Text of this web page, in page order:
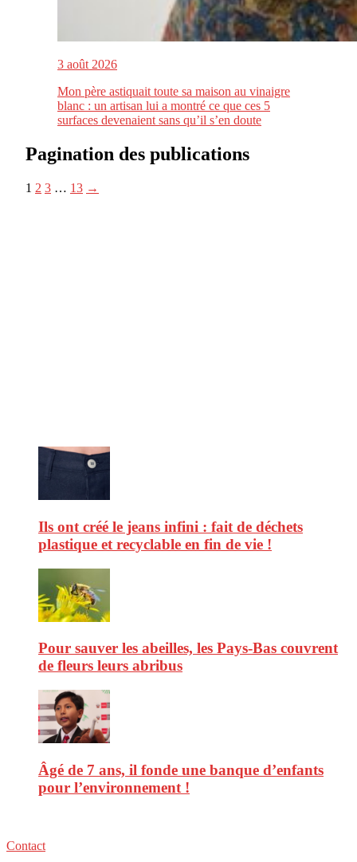
3 août 2026
Mon père astiquait toute sa maison au vinaigre
blanc : un artisan lui a montré ce que ces 5
surfaces devenaient sans qu’il s’en doute
Pagination des publications
1 2 3 … 13 →
Ils ont créé le jeans infini : fait de déchets
plastique et recyclable en fin de vie !
Pour sauver les abeilles, les Pays-Bas couvrent
de fleurs leurs abribus
Âgé de 7 ans, il fonde une banque d’enfants
pour l’environnement !
Contact